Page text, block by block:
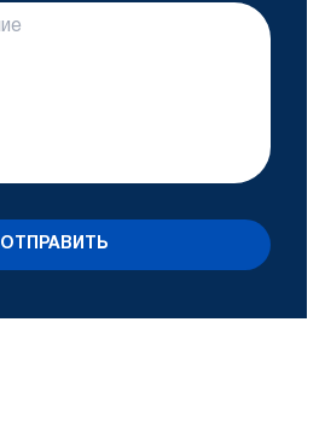
ОТПРАВИТЬ